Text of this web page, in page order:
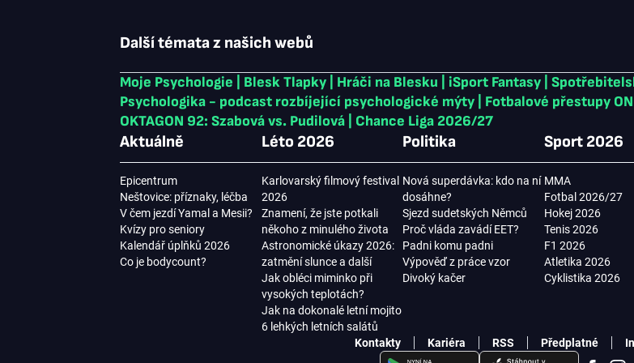
Další témata z našich webů
Moje Psychologie Blesk Tlapky Hráči na Blesku iSport Fantasy
Psychologika - podcast rozbíjející psychologické mýty
Fotbalové přestupy
OKTAGON 92: Szabová vs. Pudilová
Chance Liga 2026/27
Aktuálně
Epicentrum
Neštovice: příznaky, léčba
V čem jezdí Yamal a Mesii?
Kvízy pro seniory
Kalendář úplňků 2026
Co je bodycount?
Léto 2026
Karlovarský filmový festival
2026
Znamení, že jste potkali
někoho z minulého života
Astronomické úkazy 2026:
zatmění slunce a další
Jak obléci miminko při
vysokých teplotách?
Jak na dokonalé letní mojito
6 lehkých letních salátů
Politika
Nová superdávka: kdo na ní
dosáhne?
Sjezd sudetských Němců
Proč vláda zavádí EET?
Padni komu padni
Výpověď z práce vzor
Divoký kačer
Sport 2026
MMA
Fotbal 2026/27
Hokej 2026
Tenis 2026
F1 2026
Atletika 2026
Cyklistika 2026
Kontakty Kariéra RSS Předplatné